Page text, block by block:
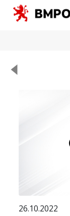
26.10.2022